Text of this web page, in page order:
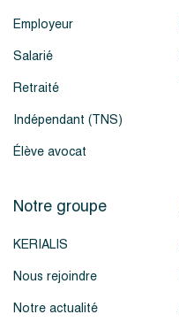
Employeur
Salarié
Retraité
Indépendant (TNS)
Élève avocat
Notre groupe
KERIALIS
Nous rejoindre
Notre actualité